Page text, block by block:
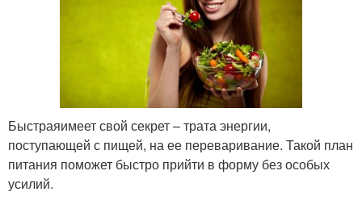
Быстраяимеет свой секрет – трата энергии,
поступающей с пищей, на ее переваривание. Такой план
питания поможет быстро прийти в форму без особых
усилий.